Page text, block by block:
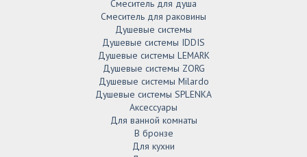
Смеситель для душа
Смеситель для раковины
Душевые системы
Душевые системы IDDIS
Душевые системы LEMARK
Душевые системы ZORG
Душевые системы Milardo
Душевые системы SPLENKA
Аксессуары
Для ванной комнаты
В бронзе
Для кухни